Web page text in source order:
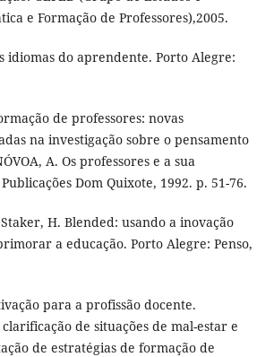
e Formação de Professores),2005.
idiomas do aprendente. Porto Alegre:
de professores: novas
na investigação sobre o pensamento
A. Os professores e a sua
Dom Quixote, 1992. p. 51-76.
H. Blended: usando a inovação
a educação. Porto Alegre: Penso,
para a profissão docente.
de situações de mal-estar e
de estratégias de formação de